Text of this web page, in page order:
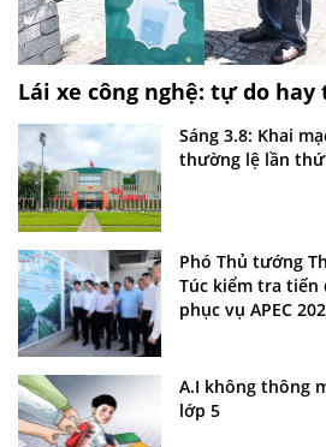
Lái xe công nghệ: tự do hay
Sáng 3.8: Khai
thường lệ lần
Phó Thủ tướng
Túc kiểm tra tiến
phục vụ APEC
A.I không thông
lớp 5